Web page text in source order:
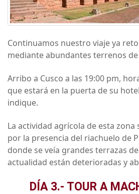
Continuamos nuestro viaje ya
mediante abundantes terrenos
Arribo a Cusco a las 19:00 pm,
que estará en la puerta de su
indique.
La actividad agrícola de esta zona
por la presencia del riachuelo de
donde se veía grandes terrazas
actualidad están deterioradas y
DÍA 3.- TOUR A